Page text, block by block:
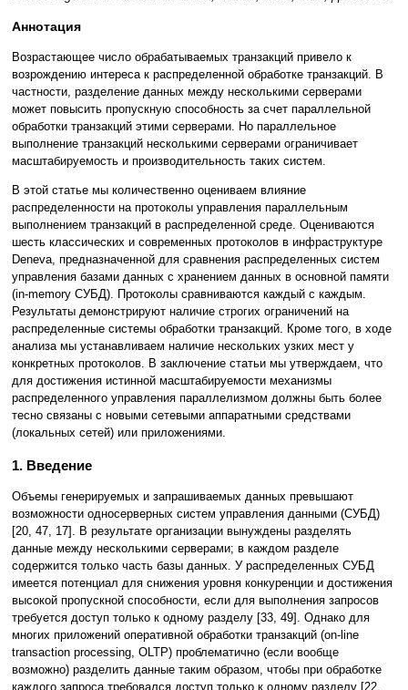
Аннотация
Возрастающее число обрабатываемых транзакций привело к
возрождению интереса к распределенной обработке транзакций. В
частности, разделение данных между несколькими серверами
может повысить пропускную способность за счет параллельной
обработки транзакций этими серверами. Но параллельное
выполнение транзакций несколькими серверами ограничивает
масштабируемость и производительность таких систем.
В этой статье мы количественно оцениваем влияние
распределенности на протоколы управления параллельным
выполнением транзакций в распределенной среде. Оцениваются
шесть классических и современных протоколов в инфраструктуре
Deneva, предназначенной для сравнения распределенных систем
управления базами данных с хранением данных в основной памяти
(in-memory СУБД). Протоколы сравниваются каждый с каждым.
Результаты демонстрируют наличие строгих ограничений на
распределенные системы обработки транзакций. Кроме того, в ходе
анализа мы устанавливаем наличие нескольких узких мест у
конкретных протоколов. В заключение статьи мы утверждаем, что
для достижения истинной масштабируемости механизмы
распределенного управления параллелизмом должны быть более
тесно связаны с новыми сетевыми аппаратными средствами
(локальных сетей) или приложениями.
1. Введение
Объемы генерируемых и запрашиваемых данных превышают
возможности односерверных систем управления данными (СУБД)
[20, 47, 17]. В результате организации вынуждены разделять
данные между несколькими серверами; в каждом разделе
содержится только часть базы данных. У распределенных СУБД
имеется потенциал для снижения уровня конкуренции и достижения
высокой пропускной способности, если для выполнения запросов
требуется доступ только к одному разделу [33, 49]. Однако для
многих приложений оперативной обработки транзакций (on-line
transaction processing, OLTP) проблематично (если вообще
возможно) разделить данные таким образом, чтобы при обработке
каждого запроса требовался доступ только к одному разделу [22,